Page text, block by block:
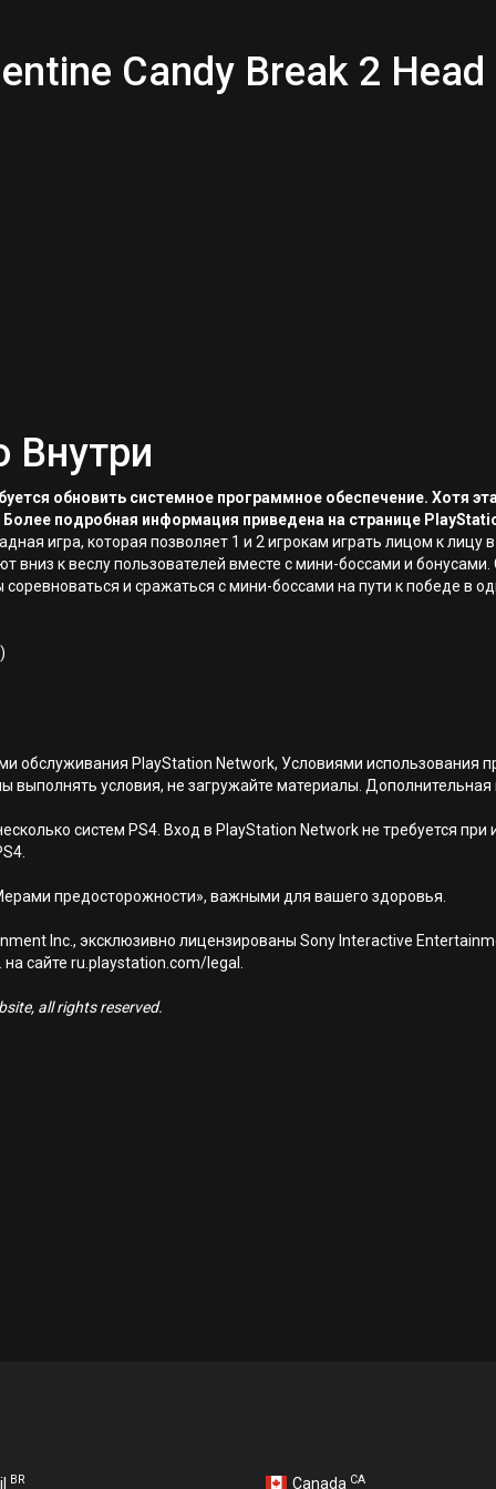
Candy Break 2 Head
Внутри
обновить системное программное обеспечение. Хотя
подробная информация приведена на странице
игра, которая позволяет 1 и 2 игрокам играть лицом к
к веслу пользователей вместе с мини-боссами и
и сражаться с мини-боссами на пути к победе в
обслуживания PlayStation Network, Условиями
выполнять условия, не загружайте материалы.
систем PS4. Вход в PlayStation Network не требуется
предосторожности», важными для вашего здоровья.
Inc., эксклюзивно лицензированы Sony Interactive
сайте ru.playstation.com/legal.
all rights reserved.
BR Canada CA